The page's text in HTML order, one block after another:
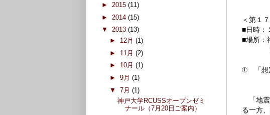
＜第１
■日時：
■場所：
神戸
① 「想
上西
「地震
る一方
► 2015 (11)
► 2014 (15)
▼ 2013 (13)
► 12月 (1)
► 11月 (2)
► 10月 (1)
► 9月 (1)
▼ 7月 (1)
神戸大学RCUSSオープンゼミ
ナール（7月20日ご案内）